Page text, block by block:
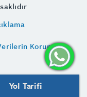
Korunması
Yol Tarifi